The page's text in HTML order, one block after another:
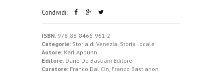
Condividi:
ISBN: 978-88-8466-961-2
Categorie: Storia di Venezia Storia locale
Autore: Karl Appuhn
Editore: Dario De Bastiani Editore
Curatore: Franco Dal Cin, Franco Bastianon